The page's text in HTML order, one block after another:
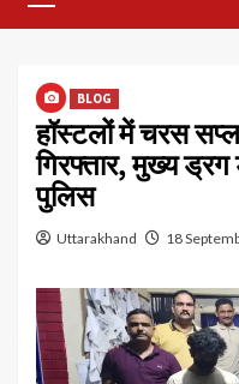
BLOG
हॉस्टलों में चरस
गिरफ्तार, मुख्य
पुलिस
Uttarakhand 18